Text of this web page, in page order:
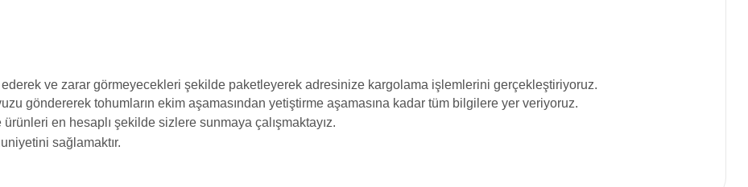
ve zarar görmeyecekleri şekilde paketleyerek adresinize kargolama işlemlerini gerçekleştiriyoruz.
göndererek tohumların ekim aşamasından yetiştirme aşamasına kadar tüm bilgilere yer veriyoruz.
en hesaplı şekilde sizlere sunmaya çalışmaktayız.
sağlamaktır.